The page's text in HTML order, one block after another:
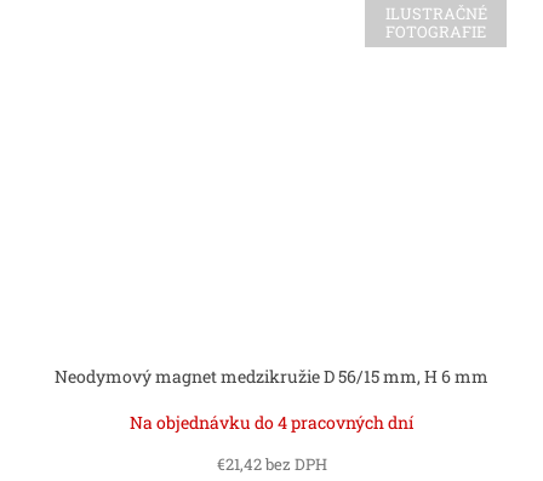
ILUSTRAČNÉ
FOTOGRAFIE
Neodymový magnet medzikružie D 56/15 mm, H 6 mm
Na objednávku do 4 pracovných dní
€21,42 bez DPH